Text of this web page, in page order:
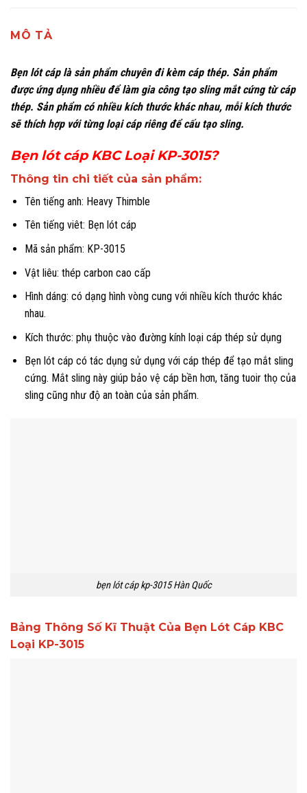
MÔ TẢ
Bẹn lót cáp là sản phẩm chuyên đi kèm cáp thép. Sản phẩm
được ứng dụng nhiều để làm gia công tạo sling mắt cứng từ cáp
thép. Sản phẩm có nhiều kích thước khác nhau, mỗi kích thước
sẽ thích hợp với từng loại cáp riêng để cấu tạo sling.
Bẹn lót cáp KBC Loại KP-3015?
Thông tin chi tiết của sản phẩm:
Tên tiếng anh: Heavy Thimble
Tên tiếng viêt: Bẹn lót cáp
Mã sản phẩm: KP-3015
Vật liêu: thép carbon cao cấp
Hình dáng: có dạng hình vòng cung với nhiều kích thước khác
nhau.
Kích thước: phụ thuộc vào đường kính loại cáp thép sử dụng
Bẹn lót cáp có tác dụng sử dụng với cáp thép để tạo mắt sling
cứng. Mắt sling này giúp bảo vệ cáp bền hơn, tăng tuoir thọ của
sling cũng như độ an toàn của sản phẩm.
bẹn lót cáp kp-3015 Hàn Quốc
Bảng Thông Số Kĩ Thuật Của Bẹn Lót Cáp KBC
Loại KP-3015